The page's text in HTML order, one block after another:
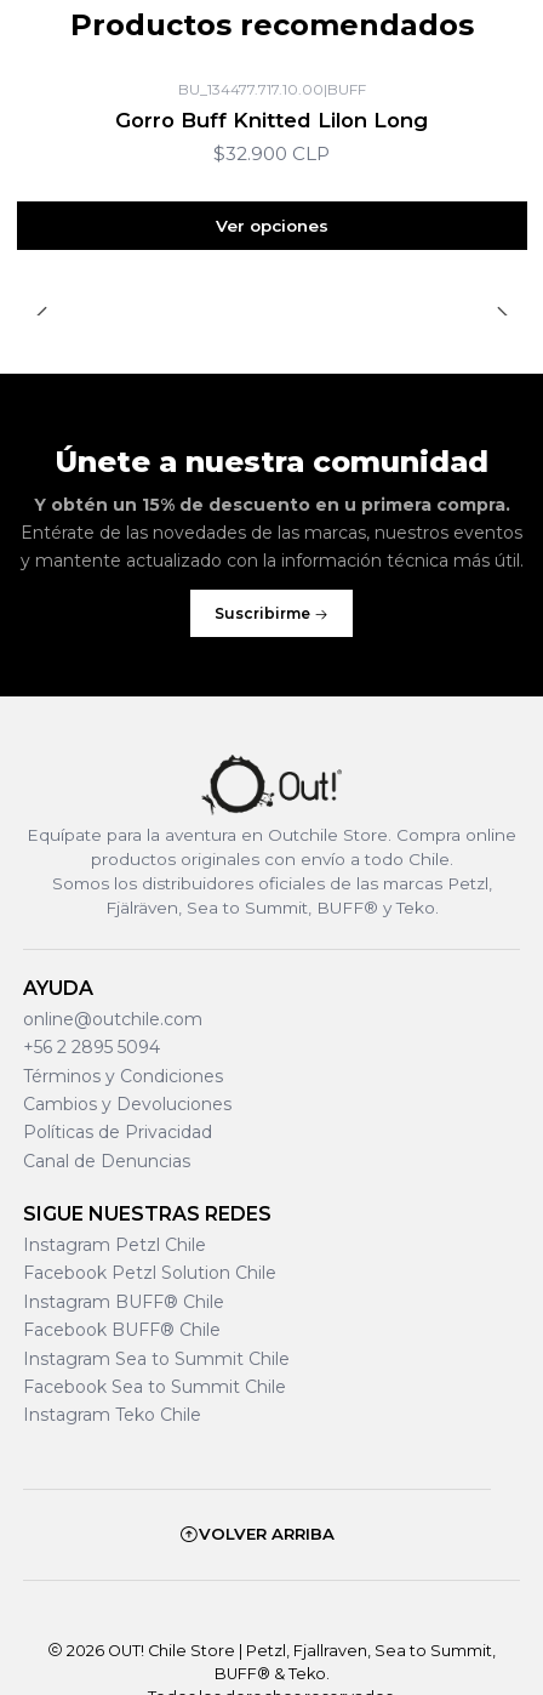
Productos recomendados
BU_134477.717.10.00|BUFF
Gorro Buff Knitted Lilon Long
$32.900 CLP
Ver opciones
Únete a nuestra comunidad
Y obtén un 15% de descuento en u primera compra.
Entérate de las novedades de las marcas, nuestros eventos
y mantente actualizado con la información técnica más útil.
Suscribirme
Equípate para la aventura en Outchile Store. Compra online
productos originales con envío a todo Chile.
Somos los distribuidores oficiales de las marcas Petzl,
Fjälräven, Sea to Summit, BUFF® y Teko.
AYUDA
online@outchile.com
+56 2 2895 5094
Términos y Condiciones
Cambios y Devoluciones
Políticas de Privacidad
Canal de Denuncias
SIGUE NUESTRAS REDES
Instagram Petzl Chile
Facebook Petzl Solution Chile
Instagram BUFF® Chile
Facebook BUFF® Chile
Instagram Sea to Summit Chile
Facebook Sea to Summit Chile
Instagram Teko Chile
2026 OUT! Chile Store | Petzl, Fjallraven, Sea to Summit,
BUFF® & Teko.
VOLVER ARRIBA